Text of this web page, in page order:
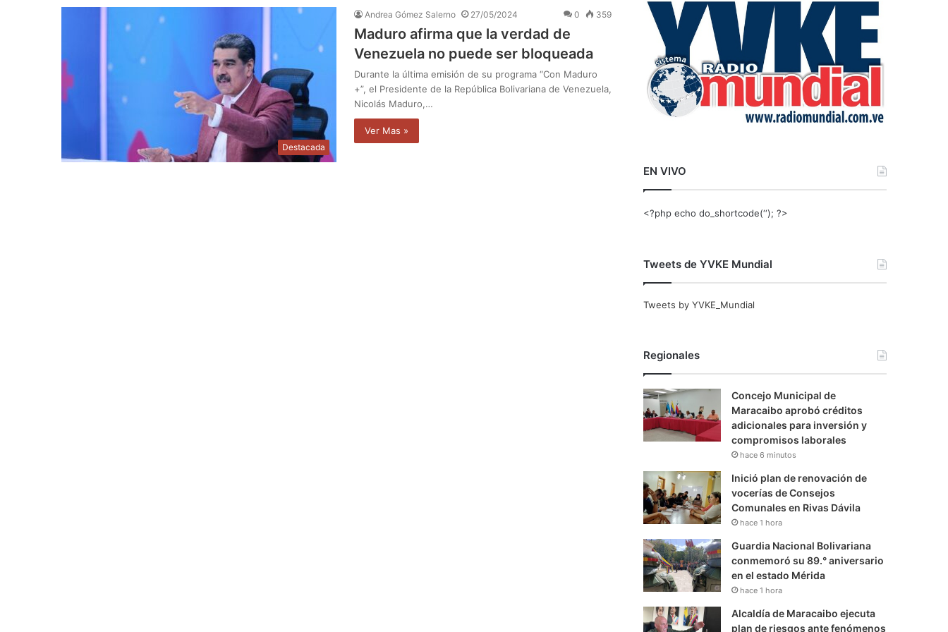
Destacada
Andrea Gómez Salerno 27/05/2024 0 359
Maduro afirma que la verdad de
Venezuela no puede ser bloqueada
Durante la última emisión de su programa “Con Maduro
+”, el Presidente de la República Bolivariana de Venezuela,
Nicolás Maduro,…
Ver Mas »
r
EN VIVO
<?php echo do_shortcode(‘‘); ?>
Tweets de YVKE Mundial
Tweets by YVKE_Mundial
Regionales
Concejo Municipal de
Maracaibo aprobó créditos
adicionales para inversión y
compromisos laborales
hace 6 minutos
Inició plan de renovación de
vocerías de Consejos
Comunales en Rivas Dávila
hace 1 hora
Guardia Nacional Bolivariana
conmemoró su 89.° aniversario
en el estado Mérida
hace 1 hora
Alcaldía de Maracaibo ejecuta
plan de riesgos ante fenómenos